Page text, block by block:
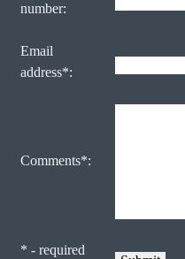
number:
Email
address*:
Comments*:
* - required